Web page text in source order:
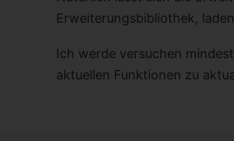
Erweiterungsbibliothek,
Ich werde versuchen
aktuellen Funktionen zu